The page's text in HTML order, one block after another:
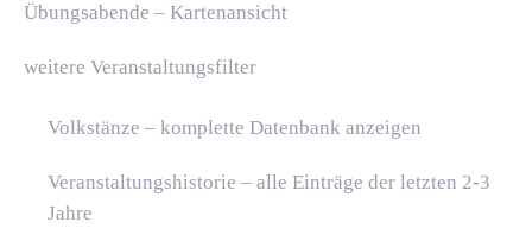
Übungsabende – Kartenansicht
weitere Veranstaltungsfilter
Volkstänze – komplette Datenbank anzeigen
Veranstaltungshistorie – alle Einträge der letzten 2-3
Jahre